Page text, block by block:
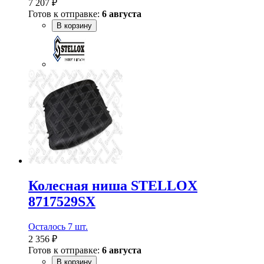
7 207 ₽
Готов к отправке: 6 августа
В корзину
Колесная ниша STELLOX
8717529SX
Осталось 7 шт.
2 356 ₽
Готов к отправке: 6 августа
В корзину